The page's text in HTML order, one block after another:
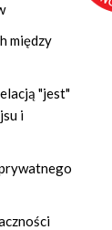
między
"jest"
i